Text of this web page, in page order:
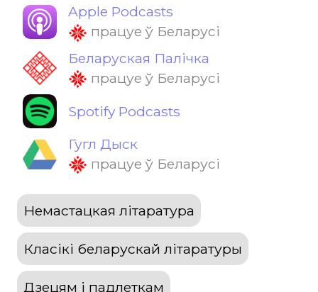
Apple Podcasts
працуе ў Беларусі
Беларуская Палічка
працуе ў Беларусі
Spotify Podcasts
Гугл Дыск
працуе ў Беларусі
Немастацкая літаратура
Класікі беларускай літаратуры
Дзецям і падлеткам